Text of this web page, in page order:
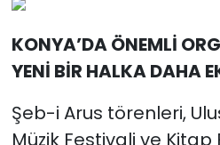
KONYA’DA ÖNEMLİ
YENİ BİR HALKA DAHA
Şeb-i Arus törenleri,
Müzik Festivali ve Kitap